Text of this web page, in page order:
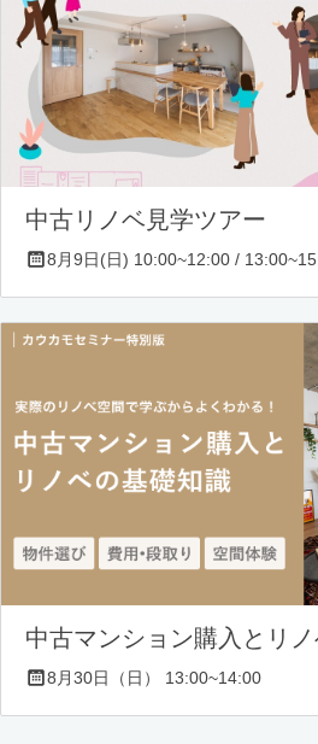
中古リノベ見学ツアー
8月9日(日) 10:00~12:00 /
中古マンション購入とリ
8月30日（日） 13:00~14:00